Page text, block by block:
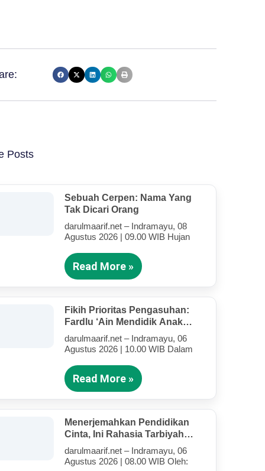
Posts
Sebuah Cerpen: Nama Yang
Tak Dicari Orang
darulmaarif.net – Indramayu, 08
Agustus 2026 | 09.00 WIB Hujan
Read More »
Fikih Prioritas Pengasuhan:
Fardlu ‘Ain Mendidik Anak
Kandung Di Tengah Kesibukan
Mengajar
darulmaarif.net – Indramayu, 06
Agustus 2026 | 10.00 WIB Dalam
Read More »
Menerjemahkan Pendidikan
Cinta, Ini Rahasia Tarbiyah
Rosululloh SAW Bagi Anak-
Anak Yang Terluka (Bagian IV)
darulmaarif.net – Indramayu, 06
Agustus 2026 | 08.00 WIB Oleh: